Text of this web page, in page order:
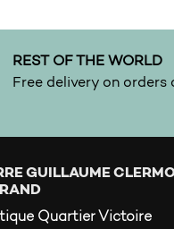
REST OF THE WORLD
Free delivery on orders
GUILLAUME
Quartier Victoire